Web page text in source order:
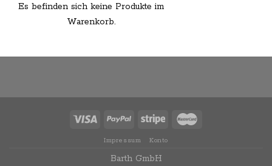
Es befinden sich keine Produkte im
Warenkorb.
Impressum Konto
Barth GmbH